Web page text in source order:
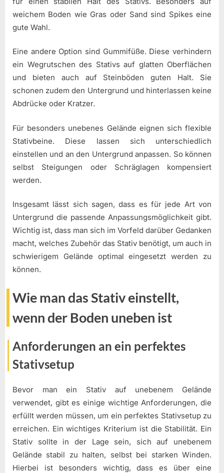
weichem Boden wie Gras oder Sand sind Spikes eine
gute Wahl.
Eine andere Option sind Gummifüße. Diese verhindern
ein Wegrutschen des Stativs auf glatten Oberflächen
und bieten auch auf Steinböden guten Halt. Sie
schonen zudem den Untergrund und hinterlassen keine
Abdrücke oder Kratzer.
Für besonders unebenes Gelände eignen sich flexible
Stativbeine. Diese lassen sich unterschiedlich
einstellen und an den Untergrund anpassen. So können
selbst Steigungen oder Schräglagen kompensiert
werden.
Insgesamt lässt sich sagen, dass es für jede Art von
Untergrund die passende Anpassungsmöglichkeit gibt.
Wichtig ist, dass man sich im Vorfeld darüber Gedanken
macht, welches Zubehör das Stativ benötigt, um auch in
schwierigem Gelände optimal eingesetzt werden zu
können.
Wie man das Stativ einstellt,
wenn der Boden uneben ist
Anforderungen an ein perfektes
Stativsetup
Bevor man ein Stativ auf unebenem Gelände
verwendet, gibt es einige wichtige Anforderungen, die
erfüllt werden müssen, um ein perfektes Stativsetup zu
erreichen. Ein wichtiges Kriterium ist die Stabilität. Ein
Stativ sollte in der Lage sein, sich auf unebenem
Gelände stabil zu halten, selbst bei starken Winden.
Hierbei ist besonders wichtig, dass es über eine